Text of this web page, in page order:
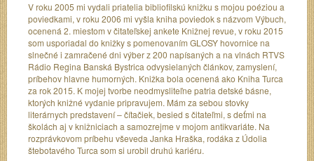
V roku 2005 mi vydali priatelia bibliofilskú knižku s mojou poéziou a
poviedkami, v roku 2006 mi vyšla kniha poviedok s názvom Výbuch,
ocenená 2. miestom v čitateľskej ankete Knižnej revue, v roku 2015
som usporiadal do knižky s pomenovaním GLOSY hovornice na
slnečné i zamračené dni výber z 200 napísaných a na vlnách RTVS
Rádio Regina Banská Bystrica odvysielaných článkov, zamyslení,
príbehov hlavne humorných. Knižka bola ocenená ako Kniha Turca
za rok 2015. K mojej tvorbe neodmysliteľne patria detské básne,
ktorých knižné vydanie pripravujem. Mám za sebou stovky
literárnych predstavení – čítačiek, besied s čitateľmi, s deťmi na
školách aj v knižniciach a samozrejme v mojom antikvariáte. Na
rozprávkovom príbehu vševeda Janka Hraška, rodáka z Údolia
štebotavého Turca som si urobil druhú kariéru.